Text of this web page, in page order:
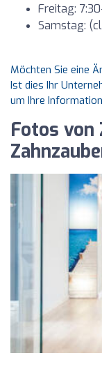
Freitag:
Samstag:
Möchten Sie eine
Ist dies Ihr
um Ihre
Fotos von